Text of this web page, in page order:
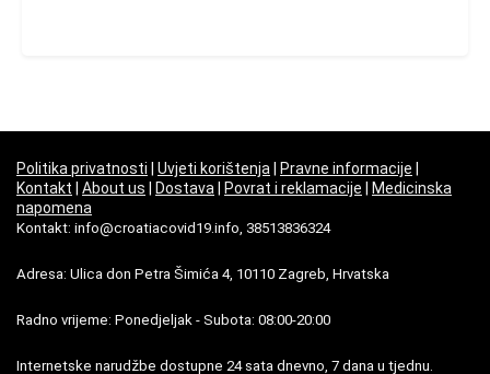
Politika privatnosti | Uvjeti korištenja | Pravne informacije |
Kontakt | About us | Dostava | Povrat i reklamacije | Medicinska
napomena
Kontakt: info@croatiacovid19.info, 38513836324
Adresa: Ulica don Petra Šimića 4, 10110 Zagreb, Hrvatska
Radno vrijeme: Ponedjeljak - Subota: 08:00-20:00
Internetske narudžbe dostupne 24 sata dnevno, 7 dana u tjednu.